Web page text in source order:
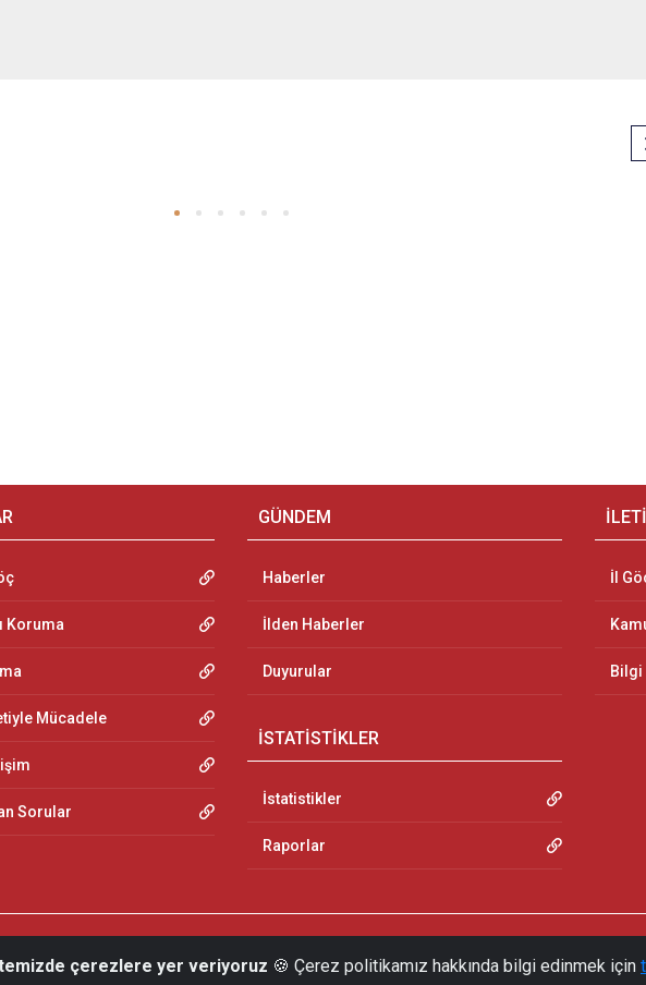
Koruma
Mücadele
Sorular
GÜNDEM
Haberler
İlden Haberler
Duyurular
İSTATİSTİKLER
İstatistikler
Raporlar
İl
Bilgi
çerezlere yer veriyoruz 🍪 Çerez politikamız hakkında bilgi edinmek için